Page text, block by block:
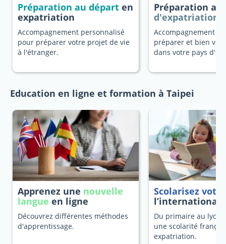
Préparation au départ en
expatriation
Accompagnement personnalisé
pour préparer votre projet de vie
à l'étranger.
Préparation au
d'expatriation
Accompagnement
préparer et bien
dans votre pays
Education en ligne et formation à Taipei
Apprenez une nouvelle
langue en ligne
Découvrez différentes méthodes
d'apprentissage.
Scolarisez
l’international
Du primaire au
une scolarité
expatriation.